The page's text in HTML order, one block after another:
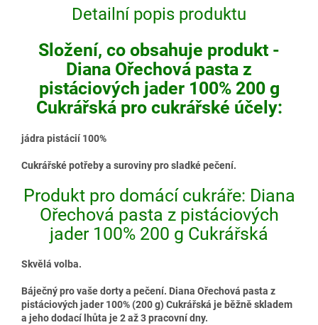
Detailní popis produktu
Složení, co obsahuje produkt -
Diana Ořechová pasta z
pistáciových jader 100% 200 g
Cukrářská pro cukrářské účely:
jádra pistácií 100%
Cukrářské potřeby a suroviny pro sladké pečení.
Produkt pro domácí cukráře: Diana
Ořechová pasta z pistáciových
jader 100% 200 g Cukrářská
Skvělá volba.
Báječný pro vaše dorty a pečení. Diana Ořechová pasta z
pistáciových jader 100% (200 g) Cukrářská je běžně skladem
a jeho dodací lhůta je 2 až 3 pracovní dny.